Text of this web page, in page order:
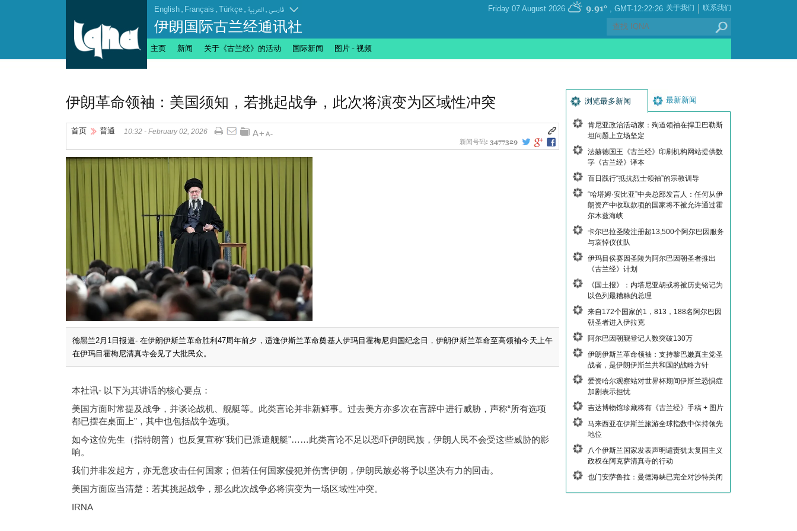
English . Français . Türkçe . العربیة.فارسی
伊朗国际古兰经通讯社
GMT-12:22:26
, Friday 07 August 2026
9.91° 联系我们
|
关于我们
主页 新闻 关于《古兰经》的活动 国际新闻 图片 - 视频
伊朗革命领袖：美国须知，若挑起战争，此次将演变为区域性冲突
首页 普通
10:32 - February 02, 2026
新闻号码: 3477329
德黑兰2月1日报道- 在伊朗伊斯兰革命胜利47周年前夕，适逢伊斯兰革命奠基人伊玛目霍梅尼归国纪念日，伊朗伊斯兰革命至高领袖今天上午
在伊玛目霍梅尼清真寺会见了大批民众。
本社讯- 以下为其讲话的核心要点：
美国方面时常提及战争，并谈论战机、舰艇等。此类言论并非新鲜事。过去美方亦多次在言辞中进行威胁，声称“所有选项
都已摆在桌面上”，其中也包括战争选项。
如今这位先生（指特朗普）也反复宣称"我们已派遣舰艇"……此类言论不足以恐吓伊朗民族，伊朗人民不会受这些威胁的影
响。
我们并非发起方，亦无意攻击任何国家；但若任何国家侵犯并伤害伊朗，伊朗民族必将予以坚决有力的回击。
美国方面应当清楚：若其挑起战争，那么此次战争必将演变为一场区域性冲突。
IRNA
浏览最多新闻 最新新闻
肯尼亚政治活动家：殉道领袖在捍卫巴勒斯
坦问题上立场坚定
法赫德国王《古兰经》印刷机构网站提供数
字《古兰经》译本
百日践行“抵抗烈士领袖”的宗教训导
“哈塔姆·安比亚”中央总部发言人：任何从伊
朗资产中收取款项的国家将不被允许通过霍
尔木兹海峡
卡尔巴拉圣陵注册超13,500个阿尔巴因服务
与哀悼仪仗队
伊玛目侯赛因圣陵为阿尔巴因朝圣者推出
《古兰经》计划
《国土报》：内塔尼亚胡或将被历史铭记为
以色列最糟糕的总理
来自172个国家的1，813，188名阿尔巴因
朝圣者进入伊拉克
阿尔巴因朝觐登记人数突破130万
伊朗伊斯兰革命领袖：支持黎巴嫩真主党圣
战者，是伊朗伊斯兰共和国的战略方针
爱资哈尔观察站对世界杯期间伊斯兰恐惧症
加剧表示担忧
吉达博物馆珍藏稀有《古兰经》手稿 + 图片
马来西亚在伊斯兰旅游全球指数中保持领先
地位
八个伊斯兰国家发表声明谴责犹太复国主义
政权在阿克萨清真寺的行动
也门安萨鲁拉：曼德海峡已完全对沙特关闭